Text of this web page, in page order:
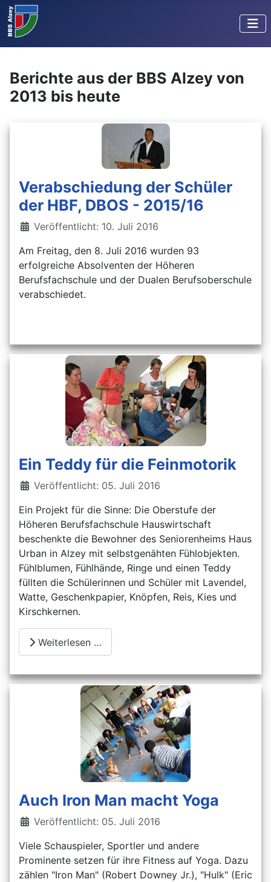
Berichte aus der BBS Alzey von
2013 bis heute
Verabschiedung der Schüler
der HBF, DBOS - 2015/16
Details
Veröffentlicht: 10. Juli 2016
Am Freitag, den 8. Juli 2016 wurden 93
erfolgreiche Absolventen der Höheren
Berufsfachschule und der Dualen Berufsoberschule
verabschiedet.
Ein Teddy für die Feinmotorik
Details
Veröffentlicht: 05. Juli 2016
Ein Projekt für die Sinne: Die Oberstufe der
Höheren Berufsfachschule Hauswirtschaft
beschenkte die Bewohner des Seniorenheims Haus
Urban in Alzey mit selbstgenähten Fühlobjekten.
Fühlblumen, Fühlhände, Ringe und einen Teddy
füllten die Schülerinnen und Schüler mit Lavendel,
Watte, Geschenkpapier, Knöpfen, Reis, Kies und
Kirschkernen.
Weiterlesen …
Auch Iron Man macht Yoga
Details
Veröffentlicht: 05. Juli 2016
Viele Schauspieler, Sportler und andere
Prominente setzen für ihre Fitness auf Yoga. Dazu
zählen "Iron Man" (Robert Downey Jr.), "Hulk" (Eric